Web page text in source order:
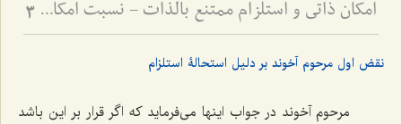
امکان ذاتی و استلزام ممتنع بالذات - نسبت امکان با وجوب و امتناع در فلسفه اسلامی 3
نقض اول مرحوم آخوند بر دلیل استحالۀ استلزام
مرحوم آخوند در جواب اینها مى‌فرماید که اگر قرار بر این باشد